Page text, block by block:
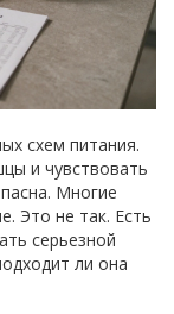
схем питания.
и чувствовать
Многие
Это не так. Есть
серьезной
ли она